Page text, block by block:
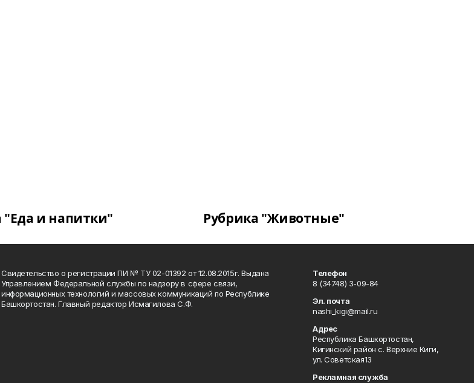
"Еда и напитки" Рубрика "Животные"
Свидетельство о регистрации ПИ № ТУ 02-01392 от 12.08.2015г. Выдана
Управлением Федеральной службы по надзору в сфере связи,
информационных технологий и массовых коммуникаций по Республике
Башкортостан. Главный редактор Исмагилова С.Ф.
Телефон
8 (34748) 3-09-84
Эл. почта
nashi_kigi@mail.ru
Адрес
Республика Башкортостан,
Кигинский район с. Верхние Киги,
ул. Советская13
Рекламная служба